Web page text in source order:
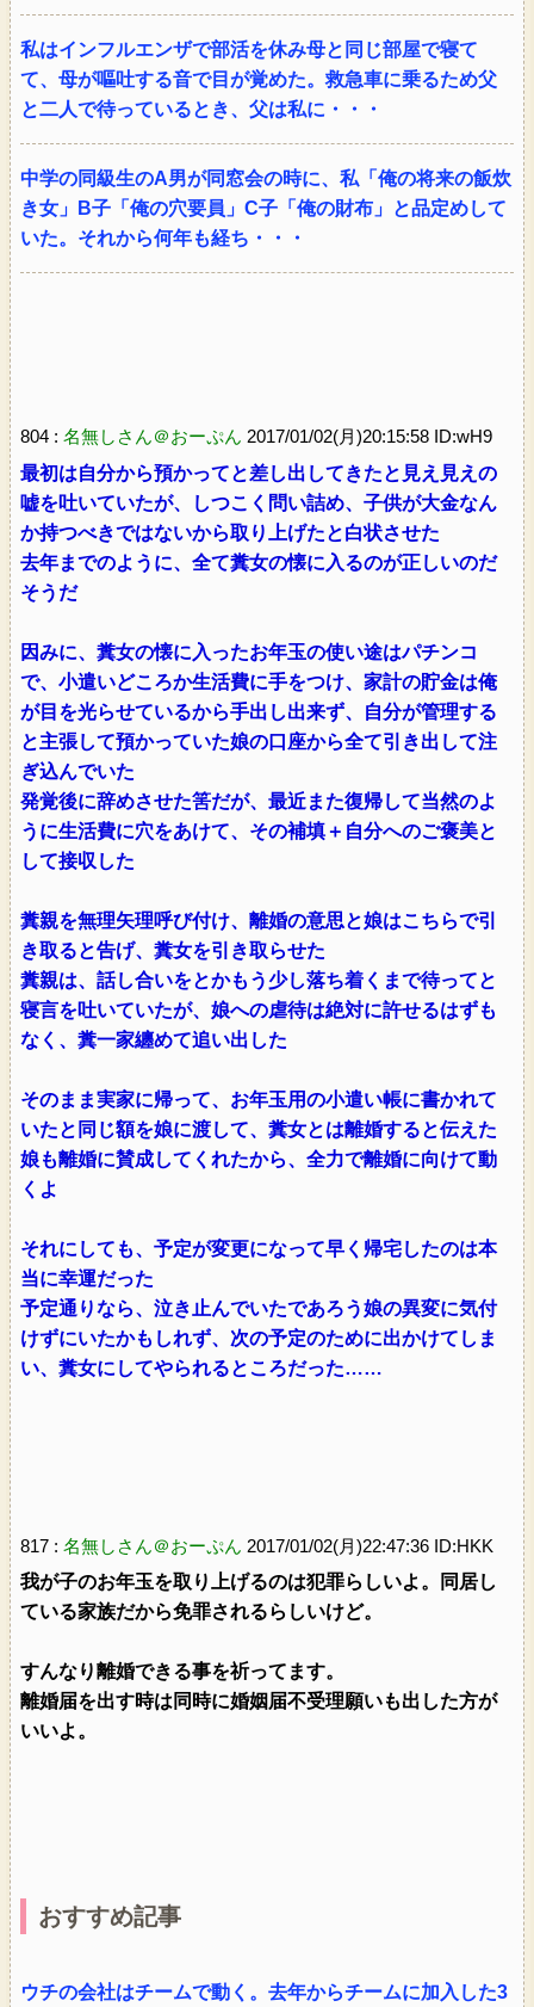
私はインフルエンザで部活を休み母と同じ部屋で寝て
て、母が嘔吐する音で目が覚めた。救急車に乗るため父
と二人で待っているとき、父は私に・・・
中学の同級生のA男が同窓会の時に、私「俺の将来の飯炊
き女」B子「俺の穴要員」C子「俺の財布」と品定めして
いた。それから何年も経ち・・・
804 : 名無しさん＠おーぷん 2017/01/02(月)20:15:58 ID:wH9
最初は自分から預かってと差し出してきたと見え見えの
嘘を吐いていたが、しつこく問い詰め、子供が大金なん
か持つべきではないから取り上げたと白状させた
去年までのように、全て糞女の懐に入るのが正しいのだ
そうだ
因みに、糞女の懐に入ったお年玉の使い途はパチンコ
で、小遣いどころか生活費に手をつけ、家計の貯金は俺
が目を光らせているから手出し出来ず、自分が管理する
と主張して預かっていた娘の口座から全て引き出して注
ぎ込んでいた
発覚後に辞めさせた筈だが、最近また復帰して当然のよ
うに生活費に穴をあけて、その補填＋自分へのご褒美と
して接収した
糞親を無理矢理呼び付け、離婚の意思と娘はこちらで引
き取ると告げ、糞女を引き取らせた
糞親は、話し合いをとかもう少し落ち着くまで待ってと
寝言を吐いていたが、娘への虐待は絶対に許せるはずも
なく、糞一家纏めて追い出した
そのまま実家に帰って、お年玉用の小遣い帳に書かれて
いたと同じ額を娘に渡して、糞女とは離婚すると伝えた
娘も離婚に賛成してくれたから、全力で離婚に向けて動
くよ
それにしても、予定が変更になって早く帰宅したのは本
当に幸運だった
予定通りなら、泣き止んでいたであろう娘の異変に気付
けずにいたかもしれず、次の予定のために出かけてしま
い、糞女にしてやられるところだった……
817 : 名無しさん＠おーぷん 2017/01/02(月)22:47:36 ID:HKK
我が子のお年玉を取り上げるのは犯罪らしいよ。同居し
ている家族だから免罪されるらしいけど。
すんなり離婚できる事を祈ってます。
離婚届を出す時は同時に婚姻届不受理願いも出した方が
いいよ。
おすすめ記事
ウチの会社はチームで動く。去年からチームに加入した3